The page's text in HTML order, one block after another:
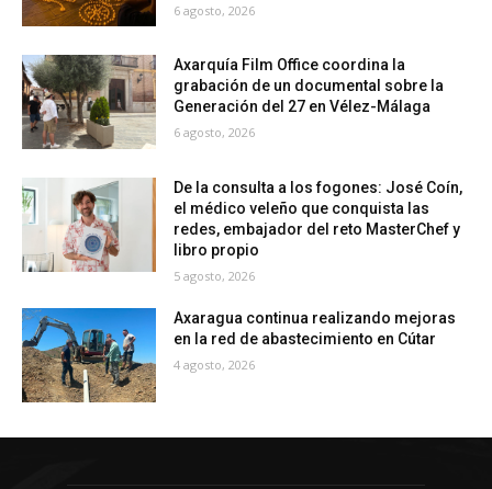
6 agosto, 2026
Axarquía Film Office coordina la
grabación de un documental sobre la
Generación del 27 en Vélez-Málaga
6 agosto, 2026
De la consulta a los fogones: José Coín,
el médico veleño que conquista las
redes, embajador del reto MasterChef y
libro propio
5 agosto, 2026
Axaragua continua realizando mejoras
en la red de abastecimiento en Cútar
4 agosto, 2026